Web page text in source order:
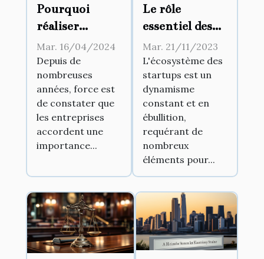
Pourquoi
réaliser
l’archivage des
documents ?
Mar. 16/04/2024
Depuis de
nombreuses
années, force est
de constater que
les entreprises
accordent une
importance...
Le rôle
essentiel des
pépinières
d'entreprises
dans le
développement
des startups
Mar. 21/11/2023
L'écosystème des
startups est un
dynamisme
constant et en
ébullition,
requérant de
nombreux
éléments pour...